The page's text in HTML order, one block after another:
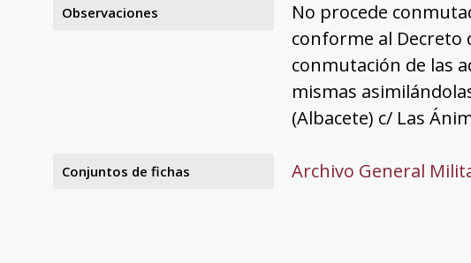
Observaciones
No procede
conforme al Decreto
conmutación de las
mismas
(Albacete) c/ Las
Conjuntos de fichas Archivo General